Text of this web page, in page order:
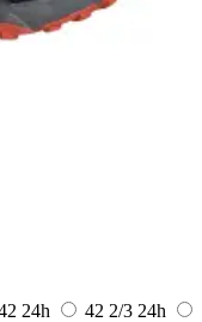
24h 42 2/3 24h